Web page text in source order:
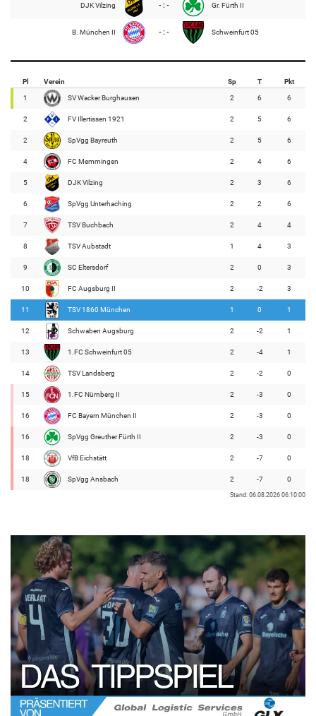
DJK Vilzing - : - Gr. Fürth II
B. München II - : - Schweinfurt 05
Pl Verein Sp T Pkt
1 SV Wacker Burghausen 2 6 6
2 FV Illertissen 1921 2 5 6
2 SpVgg Bayreuth 2 5 6
4 FC Memmingen 2 4 6
5 DJK Vilzing 2 3 6
6 SpVgg Unterhaching 2 2 6
7 TSV Buchbach 2 4 4
8 TSV Aubstadt 1 4 3
9 SC Eltersdorf 2 0 3
10 FC Augsburg II 2 -2 3
11 TSV 1860 München 1 0 1
12 Schwaben Augsburg 2 -2 1
13 1.FC Schweinfurt 05 2 -4 1
14 TSV Landsberg 2 -2 0
15 1.FC Nürnberg II 2 -3 0
16 FC Bayern München II 2 -3 0
16 SpVgg Greuther Fürth II 2 -3 0
18 VfB Eichstätt 2 -7 0
18 SpVgg Ansbach 2 -7 0
Stand: 06.08.2026 06:10:00